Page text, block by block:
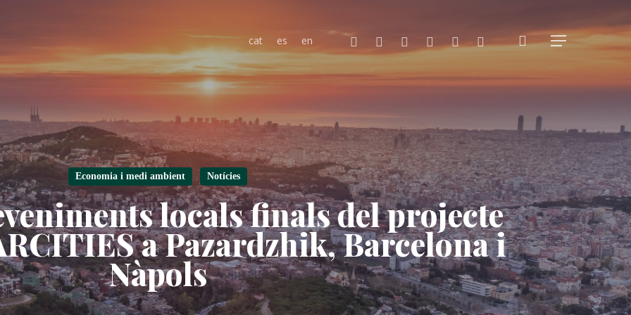
cat es en
x-
twitter
facebooklinkedin youtubeinstagram
flickr search
Menu
Economia i medi ambient Notícies
locals finals del projecte
a Pazardzhik, Barcelona i
Nàpols